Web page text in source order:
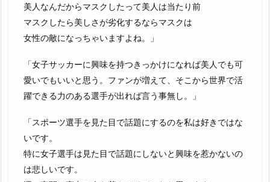
美人なんだからマスクしたって美人は当たり前
マスクしたら美しさが劣化するならマスクは
女性の敵になっちゃいますよね。」
「女子サッカーに興味を持つきっかけになれば美人でも可
愛いでもいいと思う。ファンが増えて、そこから世界で活
躍できる力のある選手が出れば言う事無し。」
「スポーツ選手を見た目で話題にするのを私は好きではな
いです。
特に女子選手は見た目で話題にしないと興味を惹かないの
は悲しいです。